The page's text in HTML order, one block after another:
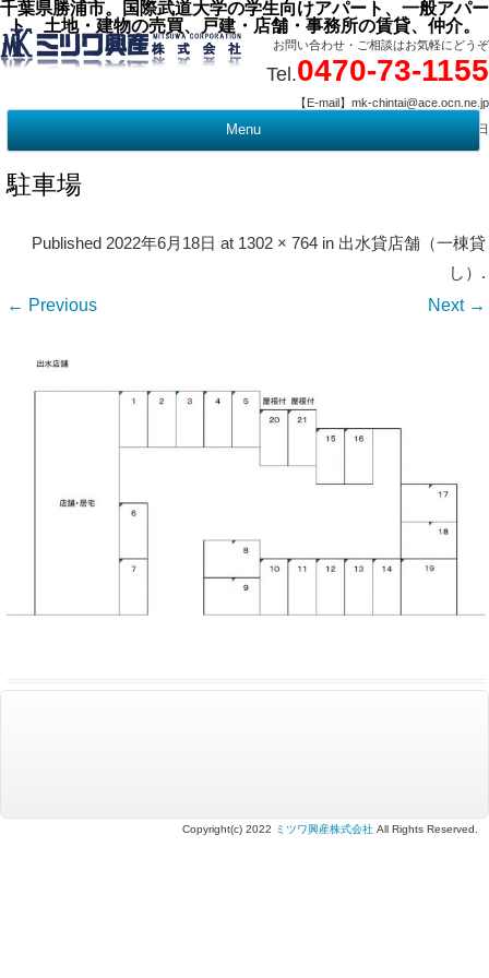
千葉県勝浦市。国際武道大学の学生向けアパート、一般アパー
ト、土地・建物の売買、戸建・店舗・事務所の賃貸、仲介。
お問い合わせ・ご相談はお気軽にどうぞ
Tel.0470-73-1155
【E-mail】mk-chintai@ace.ocn.ne.jp
【営業時間】09:00 ～ 17:15 【定 休 日】水曜・祭日
Menu
駐車場
Published2022年6月18日 at 1302 × 764 in 出水貸店舗（一棟貸
し） .
← Previous Next →
Copyright(c) 2022 ミツワ興産株式会社 All Rights Reserved.